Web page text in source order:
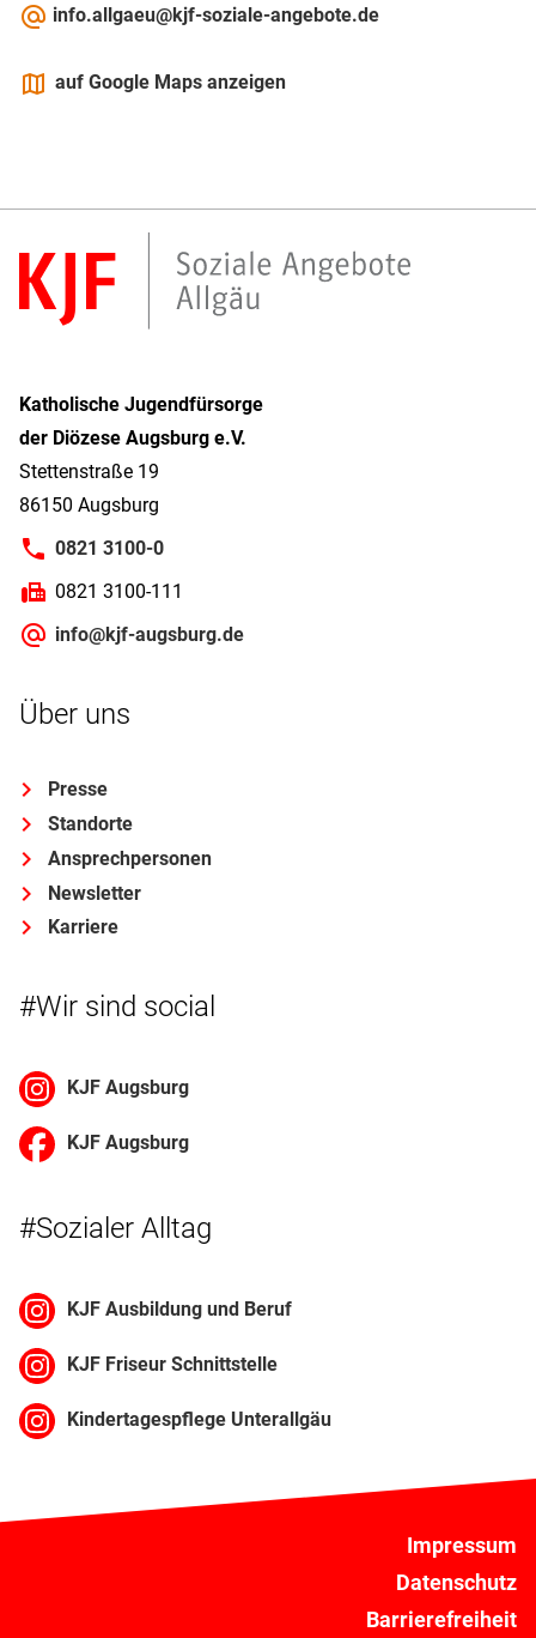
alternate_email info.allgaeu@kjf-soziale-angebote.de
mapsauf Google Maps anzeigen
Katholische Jugendfürsorge
der Diözese Augsburg e.V.
Stettenstraße 19
86150 Augsburg
0821 3100-0
0821 3100-111
info@kjf-augsburg.de
Über uns
Presse
Standorte
Ansprechpersonen
Newsletter
Karriere
#Wir sind social
KJF Augsburg
KJF Augsburg
#Sozialer Alltag
KJF Ausbildung und Beruf
KJF Friseur Schnittstelle
Kindertagespflege Unterallgäu
Impressum
Datenschutz
Barrierefreiheit